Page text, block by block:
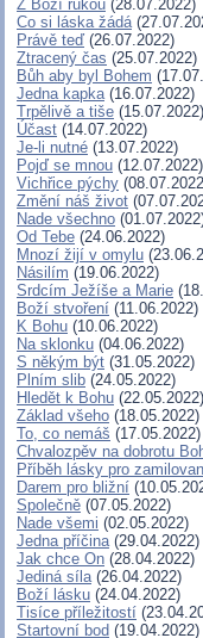
Z Boží rukou (28.07.2022)
Co si láska žádá
Právě teď (26.07.2022)
Ztracený čas (25.07.2022)
Bůh aby byl Bohem
Jedna kapka(16.07.2022)
Trpělivě a tiše (15.07.2022)
Účast (14.07.2022)
Je-li nutné (13.07.2022)
Pojď se mnou (12.07.2022)
Vichřice pýchy
Změní náš život
Nade všechno
Od Tebe (24.06.2022)
Mnozí žijí v omylu
Násilím (19.06.2022)
Srdcím Ježíše a Marie
Boží stvoření (11.06.2022)
K Bohu (10.06.2022)
Na sklonku (04.06.2022)
S někým být (31.05.2022)
Plním slib (24.05.2022)
Hledět k Bohu (22.05.2022)
Základ všeho (18.05.2022)
To, co nemáš (17.05.2022)
Chvalozpěv na dobrotu
Příběh lásky pro
Darem pro bližní
Společně (07.05.2022)
Nade všemi (02.05.2022)
Jedna příčina(29.04.2022)
Jak chce On (28.04.2022)
Jediná síla(26.04.2022)
Boží lásku (24.04.2022)
Tisíce příležitostí
Startovní bod (19.04.2022)